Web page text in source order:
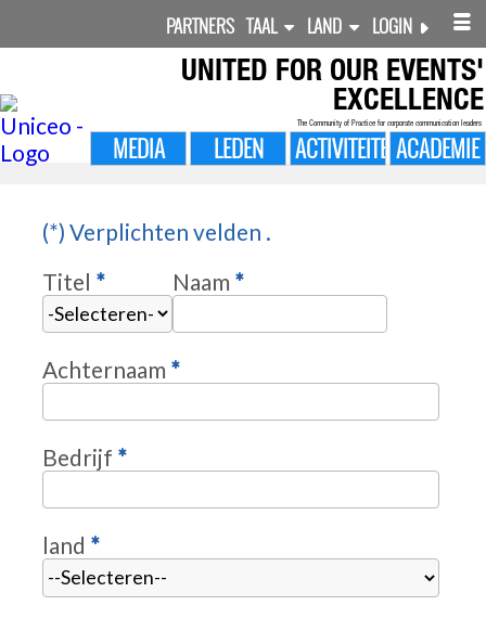
PARTNERS TAAL LAND LOGIN
UNITED FOR OUR EVENTS'
EXCELLENCE
The Community of Practice for corporate communication leaders
MEDIA LEDEN ACTIVITEITENACADEMIE
(*) Verplichten velden .
Titel * Naam *
Achternaam *
Bedrijf *
land *